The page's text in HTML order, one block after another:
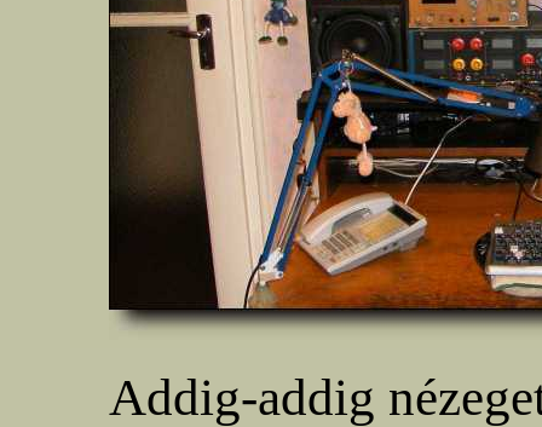
Addig-addig